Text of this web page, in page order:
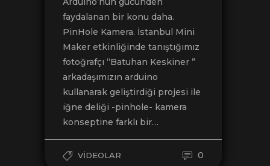
faydalanan bir konu daha.
PinHole Kamera. İstanbul Mini
Maker etkinliğinde tanıştığımız
fotoğrafçı “Batuhan Keskiner ”
arkadaşımızın arduino
kullanarak geliştirdiği projesi ile
iğne deliği -pinhole- kamera
konseptine farklı bir…
VIDEOLAR 0